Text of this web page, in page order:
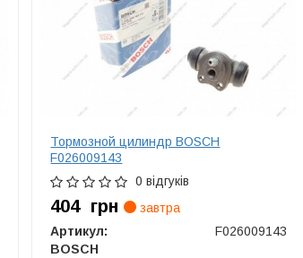
Тормозной цилиндр BOSCH
F026009143
0 відгуків
404 грн
завтра
Артикул:
F026009143
BOSCH